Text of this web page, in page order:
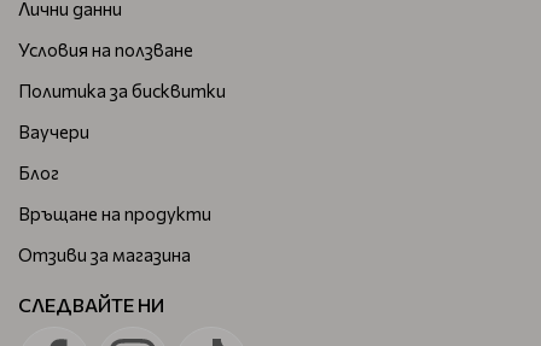
Лични данни
Условия на ползване
Политика за бисквитки
Ваучери
Блог
Връщане на продукти
Отзиви за магазина
СЛЕДВАЙТЕ НИ